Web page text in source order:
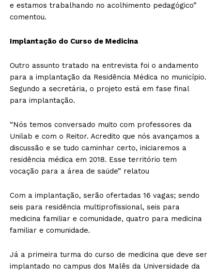
e estamos trabalhando no acolhimento pedagógico”
comentou.
Implantação do Curso de Medicina
Outro assunto tratado na entrevista foi o andamento
para a implantação da Residência Médica no município.
Segundo a secretária, o projeto está em fase final
para implantação.
“Nós temos conversado muito com professores da
Unilab e com o Reitor. Acredito que nós avançamos a
discussão e se tudo caminhar certo, iniciaremos a
residência médica em 2018. Esse território tem
vocação para a área de saúde” relatou
Com a implantação, serão ofertadas 16 vagas; sendo
seis para residência multiprofissional, seis para
medicina familiar e comunidade, quatro para medicina
familiar e comunidade.
Já a primeira turma do curso de medicina que deve ser
implantado no campus dos Malês da Universidade da